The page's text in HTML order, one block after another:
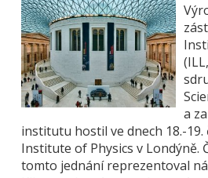
a
institutu hostil ve dnech 18.-19.
Institute of Physics v Londýně.
tomto jednání reprezentoval